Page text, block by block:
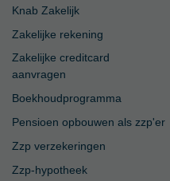
Knab Zakelijk
Zakelijke rekening
Zakelijke creditcard
aanvragen
Boekhoudprogramma
Pensioen opbouwen als zzp'er
Zzp verzekeringen
Zzp-hypotheek